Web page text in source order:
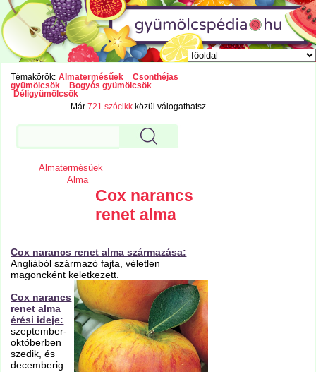
Témakörök: Almatermésűek
Csonthéjas
gyümölcsök
Bogyós gyümölcsök
Déligyümölcsök
Már721 szócikk közül válogathatsz.
Almatermésűek
Alma
Cox narancs
renet alma
Cox narancs renet alma származása:
Angliából származó fajta, véletlen
magoncként keletkezett.
Cox narancs
renet alma
érési ideje:
szeptember-
októberben
szedik, és
decemberig